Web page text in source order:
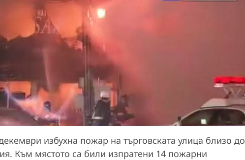
избухна пожар на търговската улица близо до
Към мястото са били изпратени 14 пожарни